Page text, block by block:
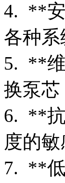
4. **
各种
5. **
换泵
6. **
度的
7. **